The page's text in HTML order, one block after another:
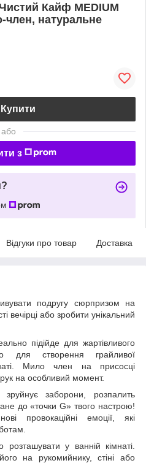
Кайф MEDIUM
натуральне
Купити
або
з
Відгуки про товар Доставка
подругу сюрпризом на
вечірці або зробити унікальний
підійде для жартівливого
для створення грайливої
Мило член на присосці
на особливий момент.
заборони, розпалить
до «точки G» твого настрою!
провокаційні емоції, які
у ванній кімнаті.
на рукомийнику, стіні або